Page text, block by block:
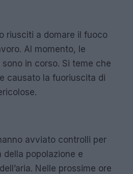
riusciti a domare il fuoco
Al momento, le
in corso. Si teme che
causato la fuoriuscita di
avviato controlli per
popolazione e
Nelle prossime ore